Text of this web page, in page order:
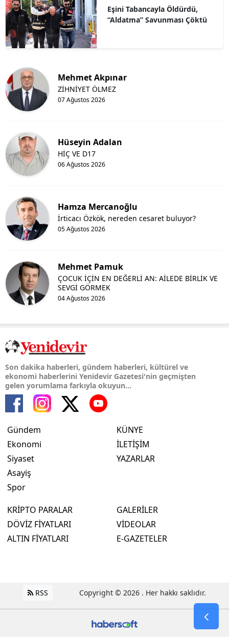
Eşini Tabancayla Öldürdü,
“Aldatma” Savunması Çöktü
Mehmet Akpınar
07 Ağustos 2026
ZİHNİYET ÖLMEZ
Hüseyin Adalan
06 Ağustos 2026
HİÇ VE D17
Hamza Mercanoğlu
05 Ağustos 2026
İrticacı Özkök, nereden cesaret buluyor?
Mehmet Pamuk
04 Ağustos 2026
ÇOCUK İÇİN EN DEĞERLİ AN: AİLEDE BİRLİK VE
SEVGİ GÖRMEK
Son dakika haberleri, gündem haberleri, kültürel ve
ekonomi haberlerini Yenidevir Gazetesi'nin geçmişten
gelen yorumlama farkıyla okuyun...
Gündem
Ekonomi
Siyaset
Asayiş
Spor
KÜNYE
İLETİŞİM
YAZARLAR
KRİPTO PARALAR
DÖVİZ FİYATLARI
ALTIN FİYATLARI
GALERİLER
VİDEOLAR
E-GAZETELER
RSS Copyright © 2026 . Her hakkı saklıdır.